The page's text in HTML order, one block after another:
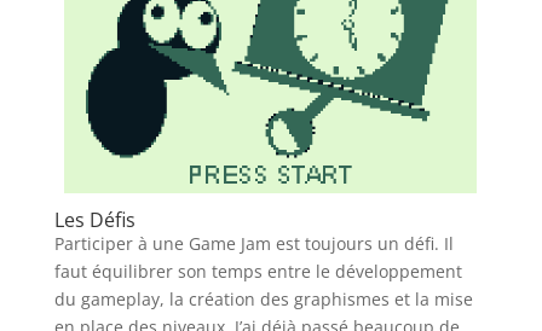
Les Défis
Participer à une Game Jam est toujours un défi. Il
faut équilibrer son temps entre le développement
du gameplay, la création des graphismes et la mise